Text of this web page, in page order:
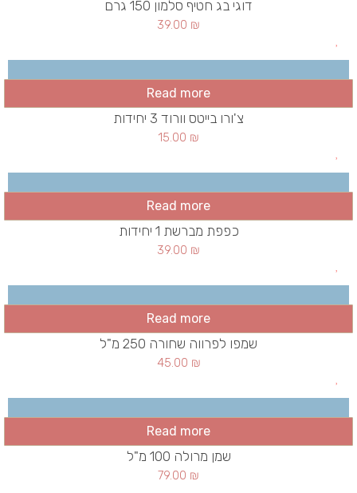
דוגי בג חטיף סלמון 150 גרם
39.00 ₪
Read more
צ'ורו בייטס וורוד 3 יחידות
15.00 ₪
Read more
כפפת מברשת 1 יחידות
39.00 ₪
Read more
שמפו לפרווה שחורה 250 מ"ל
45.00 ₪
Read more
שמן מרולה 100 מ"ל
79.00 ₪